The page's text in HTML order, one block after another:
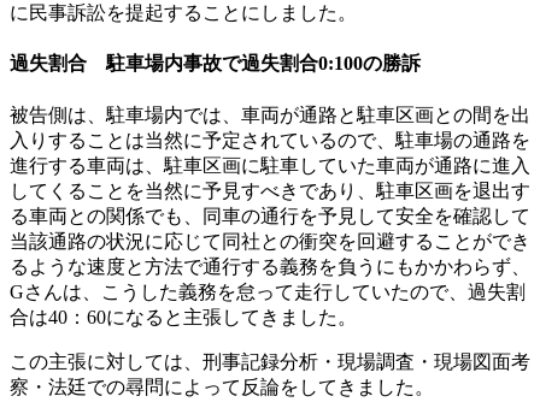
に民事訴訟を提起することにしました。
過失割合 駐車場内事故で過失割合0:100の勝訴
被告側は、駐車場内では、車両が通路と駐車区画との間を出
入りすることは当然に予定されているので、駐車場の通路を
進行する車両は、駐車区画に駐車していた車両が通路に進入
してくることを当然に予見すべきであり、駐車区画を退出す
る車両との関係でも、同車の通行を予見して安全を確認して
当該通路の状況に応じて同社との衝突を回避することができ
るような速度と方法で通行する義務を負うにもかかわらず、
Gさんは、こうした義務を怠って走行していたので、過失割
合は40：60になると主張してきました。
この主張に対しては、刑事記録分析・現場調査・現場図面考
察・法廷での尋問によって反論をしてきました。